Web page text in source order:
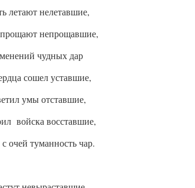
летают нелетавшие,
непрощавшие,
чудных дар
сошел уставшие,
умы отставшие,
войска восставшие,
очей туманность чар.